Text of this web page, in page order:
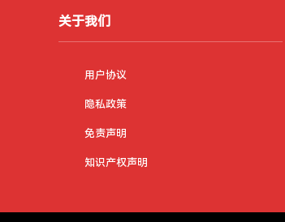
关于我们
用户协议
隐私政策
免责声明
知识产权声明